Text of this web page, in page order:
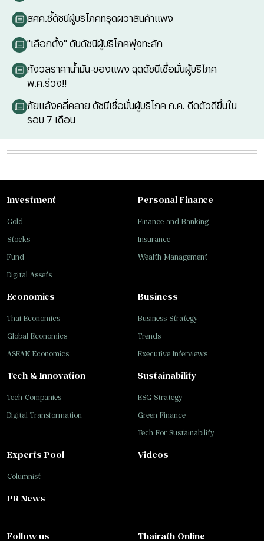
สศค.ชี้ดัชนีผู้บริโภคทรุดผวาสินค้าแพง
"เลือกตั้ง" ดันดัชนีผู้บริโภคพุ่งทะลัก
กังวลราคาน้ำมัน-ของแพง ฉุดดัชนีเชื่อมั่นผู้บริโภค
พ.ค.ร่วง!!
ภัยแล้งคลี่คลาย ดัชนีเชื่อมั่นผู้บริโภค ก.ค. ดีดตัวดีขึ้นใน
รอบ 7 เดือน
Investment
Gold
Stocks
Fund
Digital Assets
Personal Finance
Finance and Banking
Insurance
Wealth Management
Business
Business Strategy
Trends
Executive Interviews
Tech & Innovation
Tech Companies
Digital Transformation
Sustainability
ESG Strategy
Green Finance
Tech For Sustainability
Economics
Thai Economics
Global Economics
ASEAN Economics
Experts Pool
Columnist
Videos
PR News
Follow us Thairath Online